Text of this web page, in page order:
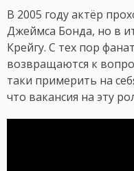
В 2005 году актёр
Джеймса Бонда, но в
Крейгу. С тех пор
возвращаются к
таки примерить на
что вакансия на эту